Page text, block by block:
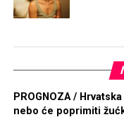
PROGNOZA /
nebo će poprimiti